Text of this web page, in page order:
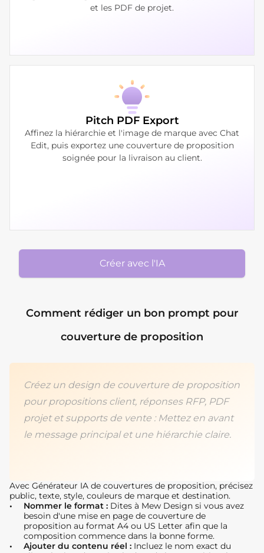
et les PDF de projet.
Pitch PDF Export
Affinez la hiérarchie et l'image de marque avec Chat
Edit, puis exportez une couverture de proposition
soignée pour la livraison au client.
Créer avec l'IA
Comment rédiger un bon prompt pour
couverture de proposition
Créez un design de couverture de proposition
pour propositions client, réponses RFP, PDF
projet et supports de vente : Mettez en avant
le message principal et une hiérarchie claire.
Avec Générateur IA de couvertures de proposition, précisez
public, texte, style, couleurs de marque et destination.
Nommer le format : Dites à Mew Design si vous avez
besoin d'une mise en page de couverture de
proposition au format A4 ou US Letter afin que la
composition commence dans la bonne forme.
Ajouter du contenu réel : Incluez le nom exact du